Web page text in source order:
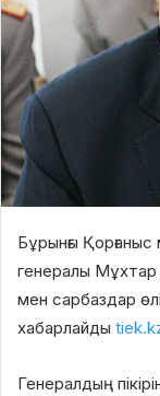
Бұрынғы
генералы Мұхтар
мен сарбаздар
хабарлайды
Генералдың